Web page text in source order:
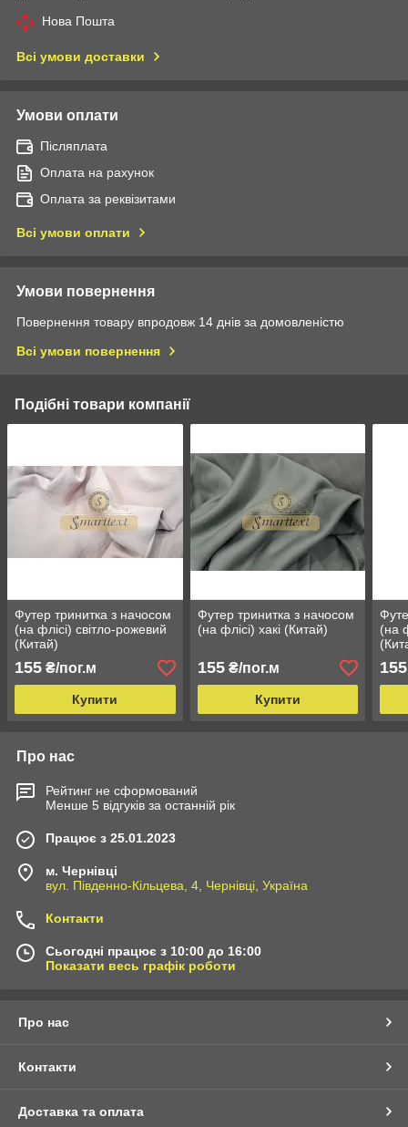
Нова Пошта
Всі умови доставки
Умови оплати
Післяплата
Оплата на рахунок
Оплата за реквізитами
Всі умови оплати
Умови повернення
Повернення товару впродовж 14 днів за домовленістю
Всі умови повернення
Подібні товари компанії
Футер тринитка з начосом
(на флісі) світло-рожевий
(Китай)
155 ₴/пог.м
Купити
Футер тринитка з начосом
(на флісі) хакі (Китай)
155₴/пог.м
Купити
(на
155
Про нас
Рейтинг не сформований
Менше 5 відгуків за останній рік
Працює з 25.01.2023
м. Чернівці
вул. Південно-Кільцева, 4, Чернівці, Україна
Контакти
Сьогодні працює з 10:00 до 16:00
Показати весь графік роботи
Про нас
Контакти
Доставка та оплата